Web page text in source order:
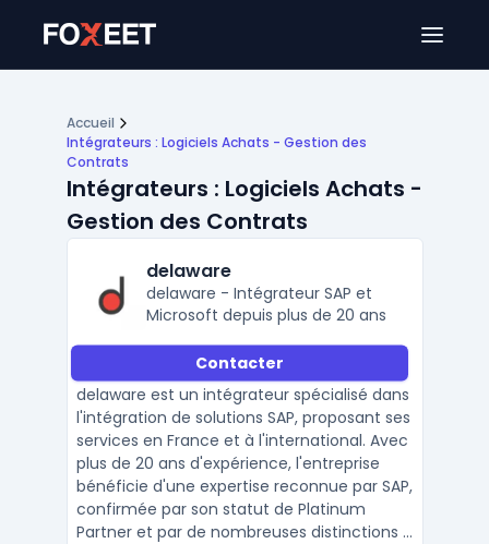
Accueil
Intégrateurs : Logiciels Achats - Gestion des
Contrats
Intégrateurs : Logiciels Achats -
Gestion des Contrats
delaware
delaware - Intégrateur SAP et
Microsoft depuis plus de 20 ans
Contacter
delaware est un intégrateur spécialisé dans
l'intégration de solutions SAP, proposant ses
services en France et à l'international. Avec
plus de 20 ans d'expérience, l'entreprise
bénéficie d'une expertise reconnue par SAP,
confirmée par son statut de Platinum
Partner et par de nombreuses distinctions ...